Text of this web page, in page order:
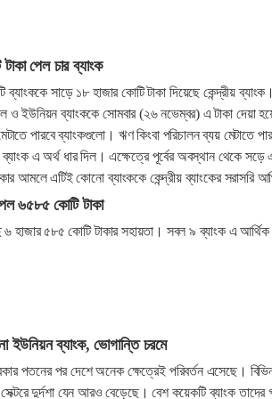
পেল চার ব্যাংক
ব্যাংককে সাড়ে ১৮ হাজার কোটি টাকা দিয়েছে কেন্দ্রীয়
ও ইউনিয়ন ব্যাংককে সোমবার (২৬ নভেম্বর) এ টাকা দেয়া
পারবে ব্যাংকগুলো। ঋণ কিংবা পরিচালন ব্যয় মেটাতে
ব্যাংক এ অর্থ ধার দিল। এক্ষেত্রে পূর্বের অবস্থান থেকে সড়ে
আমলে এটিই কোনো ব্যাংককে কেন্দ্রীয় ব্যাংকের সরাসরি
৬৫৮৫ কোটি টাকা
৬ হাজার ৫৮৫ কোটি টাকার সহায়তা। সবল ৯ ব্যাংক এ আর্থিক
ইউনিয়ন ব্যাংক, ভোগান্তি চরমে
পতনের পর দেশে অনেক ক্ষেত্রেই পরিবর্তন এসেছে।
দুর্দশা যেন আরও বেড়েছে। বেশ কয়েকটি ব্যাংক তাদের